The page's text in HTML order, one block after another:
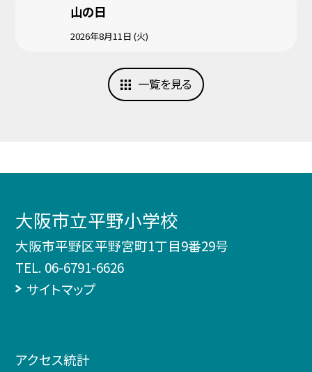
山の日
2026年8月11日 (火)
一覧を見る
大阪市立平野小学校
大阪市平野区平野宮町1丁目9番29号
TEL. 06-6791-6626
サイトマップ
アクセス統計